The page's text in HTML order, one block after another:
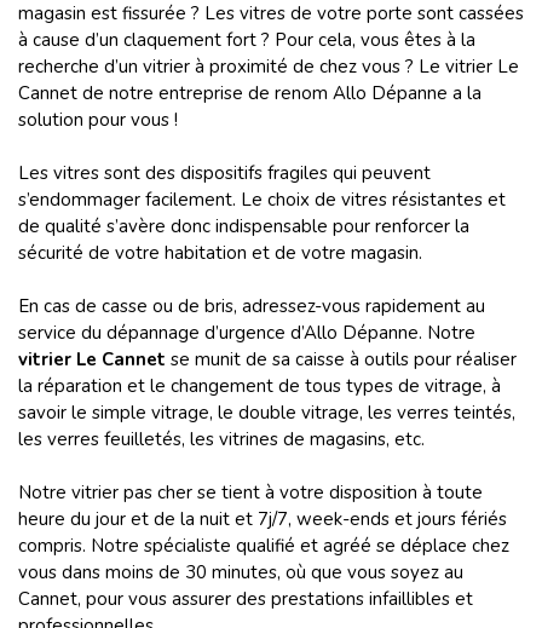
magasin est fissurée ? Les vitres de votre porte sont cassées
à cause d’un claquement fort ? Pour cela, vous êtes à la
recherche d’un vitrier à proximité de chez vous ? Le vitrier Le
Cannet de notre entreprise de renom Allo Dépanne a la
solution pour vous !
Les vitres sont des dispositifs fragiles qui peuvent
s’endommager facilement. Le choix de vitres résistantes et
de qualité s’avère donc indispensable pour renforcer la
sécurité de votre habitation et de votre magasin.
En cas de casse ou de bris, adressez-vous rapidement au
service du dépannage d’urgence d’Allo Dépanne. Notre
vitrier Le Cannet se munit de sa caisse à outils pour réaliser
la réparation et le changement de tous types de vitrage, à
savoir le simple vitrage, le double vitrage, les verres teintés,
les verres feuilletés, les vitrines de magasins, etc.
Notre vitrier pas cher se tient à votre disposition à toute
heure du jour et de la nuit et 7j/7, week-ends et jours fériés
compris. Notre spécialiste qualifié et agréé se déplace chez
vous dans moins de 30 minutes, où que vous soyez au
Cannet, pour vous assurer des prestations infaillibles et